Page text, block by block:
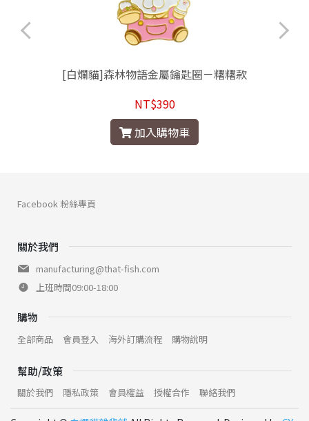
[白爛貓]森林物語金屬鑰匙圈－糬糬款
NT$390
加入購物車
關於我們
manufacturing@that-fish.com
上班時間09:00-18:00
購物
全部商品 會員登入 海外訂購流程 購物說明
幫助/政策
關於我們 隱私政策 會員權益 授權合作 聯絡我們
Facebook 粉絲專頁